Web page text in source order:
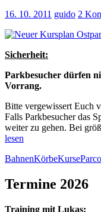
16. 10. 2011 guido 2
Sicherheit:
Parkbesucher dürfen
Vorrang.
Bitte vergewissert Euch
Falls Parkbesucher das
weiter zu gehen. Bei
lesen
BahnenKörbeKurse
Termine 2026
Training mit Lukas: